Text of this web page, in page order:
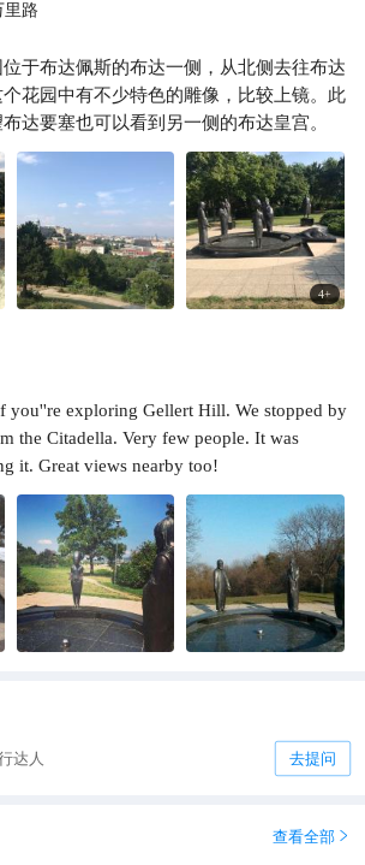
里路
于布达佩斯的布达一侧，从北侧去往布达
花园中有不少特色的雕像，比较上镜。此
达要塞也可以看到另一侧的布达皇宫。
4+
you''re exploring Gellert Hill. We stopped by
the Citadella. Very few people. It was
it. Great views nearby too!
达人 去提问
查看全部 